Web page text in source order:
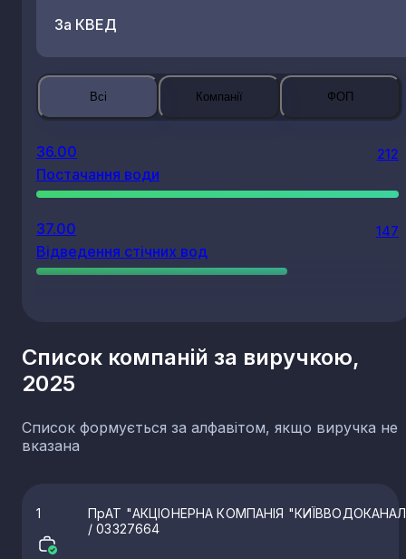
За КВЕД
Всі Компанії ФОП
36.00
Постачання води
212
37.00
Відведення стічних вод
147
Список компаній за виручкою,
2025
Список формується за алфавітом, якщо виручка не
вказана
1
ПрАТ "АКЦІОНЕРНА КОМПАНІЯ
/ 03327664